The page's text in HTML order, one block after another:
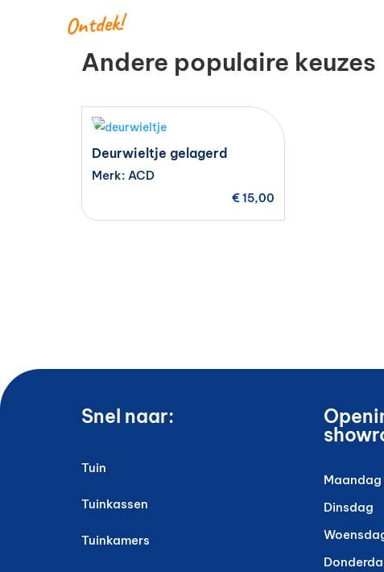
Ontdek!
Andere populaire keuzes
Deurwieltje gelagerd
Merk: ACD
€15,00
Snel naar:
Tuin
Tuinkassen
Tuinkamers
Maandag
Dinsdag